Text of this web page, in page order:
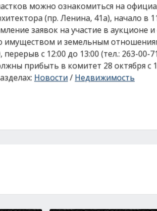
можно ознакомиться на
(пр. Ленина, 41а), начало в
заявок на участие в аукционе
и земельным отношениям
перерыв с 12:00 до 13:00 (тел.: 263-
прибыть в комитет 28 октября с
Новости/ Недвижимость